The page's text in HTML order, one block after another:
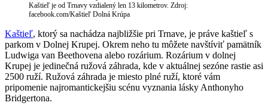
Kaštieľ je od Trnavy vzdialený len 13 kilometrov. Zdroj:
facebook.com/Kaštieľ Dolná Krúpa
Kaštieľ, ktorý sa nachádza najbližšie pri Trnave, je práve kaštieľ s
parkom v Dolnej Krupej. Okrem neho tu môžete navštíviť pamätník
Ludwiga van Beethovena alebo rozárium. Rozárium v dolnej
Krupej je jedinečná ružová záhrada, kde v aktuálnej sezóne rastie asi
2500 ruží. Ružová záhrada je miesto plné ruží, ktoré vám
pripomenie najromantickejšiu scénu vyznania lásky Anthonyho
Bridgertona.